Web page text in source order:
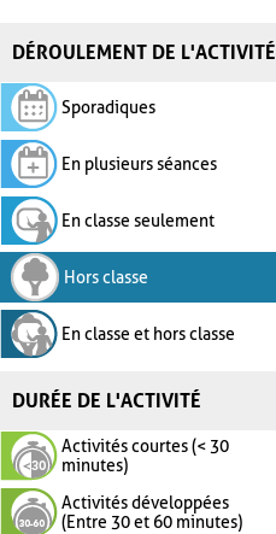
DÉROULEMENT DE L'ACTIVITÉ
Sporadiques
En plusieurs séances
En classe seulement
Hors classe
En classe et hors classe
DURÉE DE L'ACTIVITÉ
Activités courtes (< 30
minutes)
Activités développées
(Entre 30 et 60 minutes)